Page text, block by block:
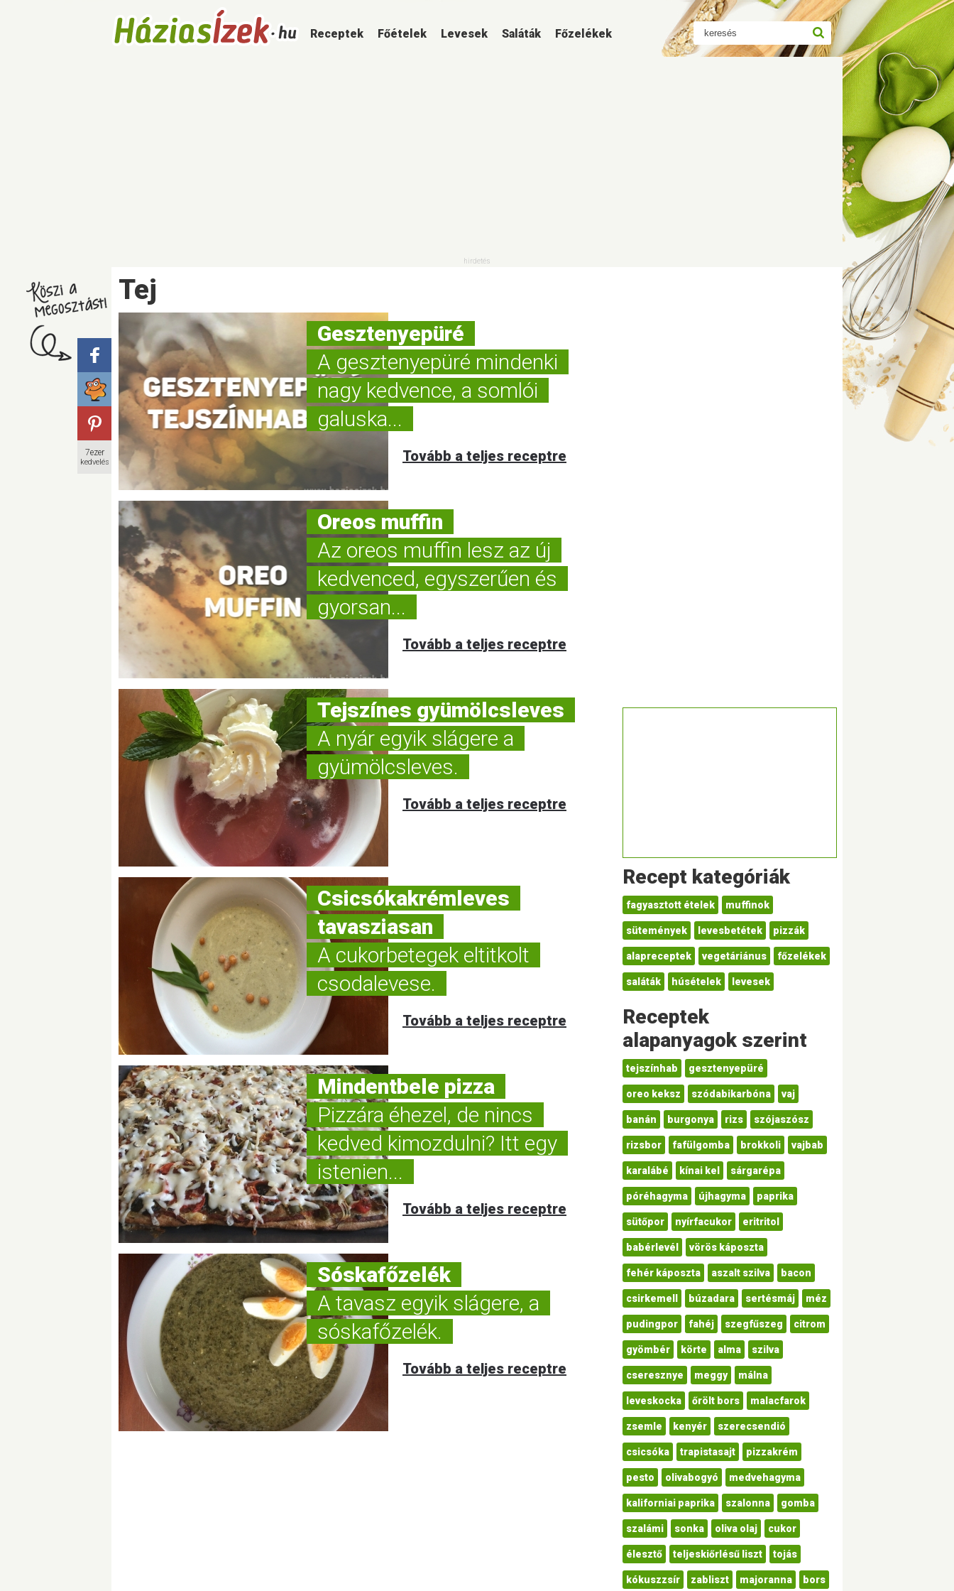
Receptek Főételek Levesek Saláták Főzelékek
7ezer
kedvelés
Tej
Gesztenyepüré
A gesztenyepüré mindenki
nagy kedvence, a somlói
galuska...
Tovább a teljes receptre
Oreos muffin
Az oreos muffin lesz az új
kedvenced, egyszerűen és
gyorsan...
Tovább a teljes receptre
Tejszínes gyümölcsleves
A nyár egyik slágere a
gyümölcsleves.
Tovább a teljes receptre
Csicsókakrémleves
tavasziasan
A cukorbetegek eltitkolt
csodalevese.
Tovább a teljes receptre
Mindentbele pizza
Pizzára éhezel, de nincs
kedved kimozdulni? Itt egy
istenien...
Tovább a teljes receptre
Sóskafőzelék
A tavasz egyik slágere, a
sóskafőzelék.
Tovább a teljes receptre
Recept kategóriák
fagyasztott ételek muffinok
sütemények levesbetétek pizzák
alapreceptek vegetáriánus főzelékek
saláták húsételek levesek
Receptek
alapanyagok szerint
tejszínhab gesztenyepüré
oreo keksz szódabikarbóna vaj
banán burgonya rizs szójaszósz
rizsbor fafülgomba brokkoli vajbab
karalábé kínai kel sárgarépa
póréhagyma újhagyma paprika
sütőpor nyírfacukor eritritol
babérlevél vörös káposzta
fehér káposzta aszalt szilva bacon
csirkemell búzadara sertésmáj méz
pudingpor fahéj szegfűszeg citrom
gyömbér körte alma szilva
cseresznye meggy málna
leveskocka őrölt bors malacfarok
zsemle kenyér szerecsendió
csicsóka trapistasajt pizzakrém
pesto olivabogyó medvehagyma
kaliforniai paprika szalonna gomba
szalámi sonka oliva olaj cukor
élesztő teljeskiőrlésű liszt tojás
kókuszzsír zabliszt majoranna bors